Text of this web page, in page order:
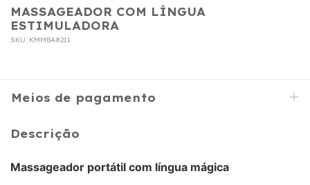
MASSAGEADOR COM LÍNGUA
ESTIMULADORA
SKU: KMMBA8211
Meios de pagamento
Descrição
Massageador portátil com língua mágica